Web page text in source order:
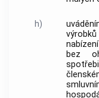
h)
bez